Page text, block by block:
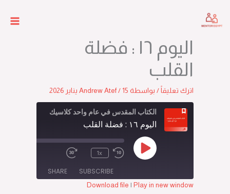
اليوم ١٦ : فضلة
القلب
اترك تعليقاً / بواسطة Andrew Atef/ 15 يناير 2026
الكتاب المقدس في عام واحد كلاسيك
اليوم ١٦ : فضلة القلب
Play
Episode
1x
SUBSCRIBE
SHARE
Download file | Play in new window